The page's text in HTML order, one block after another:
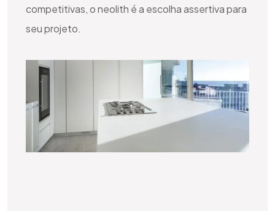
competitivas, o neolith é a escolha assertiva para
seu projeto.